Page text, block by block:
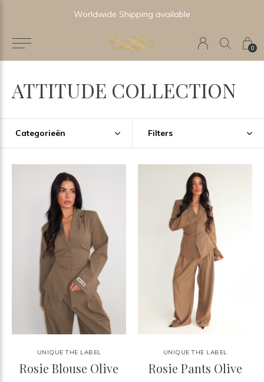
0
Worldwide Shipping available
ATTITUDE COLLECTION
Categorieën Filters
UNIQUE THE LABEL
Rosie Blouse Olive
UNIQUE THE LABEL
Rosie Pants Olive